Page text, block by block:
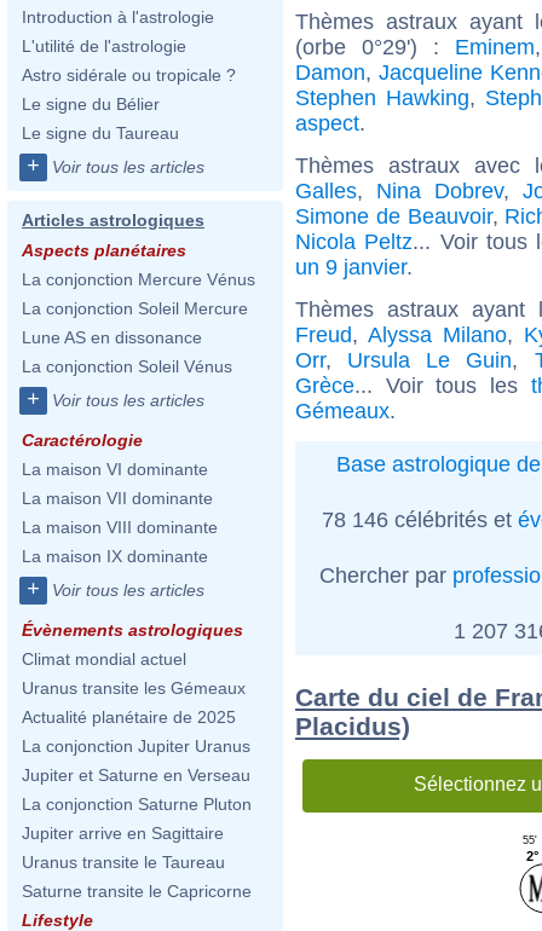
Introduction à l'astrologie
L'utilité de l'astrologie
Astro sidérale ou tropicale ?
Le signe du Bélier
Le signe du Taureau
+ Voir tous les articles
Articles astrologiques
Aspects planétaires
La conjonction Mercure Vénus
La conjonction Soleil Mercure
Lune AS en dissonance
La conjonction Soleil Vénus
+ Voir tous les articles
Caractérologie
La maison VI dominante
La maison VII dominante
La maison VIII dominante
La maison IX dominante
+ Voir tous les articles
Évènements astrologiques
Climat mondial actuel
Uranus transite les Gémeaux
Actualité planétaire de 2025
La conjonction Jupiter Uranus
Jupiter et Saturne en Verseau
La conjonction Saturne Pluton
Jupiter arrive en Sagittaire
Uranus transite le Taureau
Saturne transite le Capricorne
Lifestyle
Thèmes astraux ayant
(orbe 0°29') : Eminem
Damon, Jacqueline
Stephen Hawking,
aspect.
Thèmes astraux
Galles, Nina Dobrev,
Simone de Beauvoir,
Nicola Peltz... Voir tous
un 9 janvier.
Thèmes astraux
Freud, Alyssa Milano,
Orr, Ursula Le Guin,
Grèce... Voir tous les
Gémeaux.
Base astrologique
78 146 célébrités et
Chercher par
1 207
Carte du ciel de
Placidus)
Sélectionnez
2°
55'